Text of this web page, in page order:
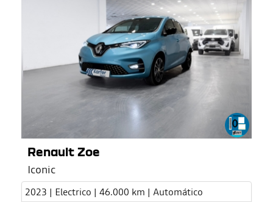
Renault Zoe
Iconic
2023 | Electrico | 46.000 km | Automático